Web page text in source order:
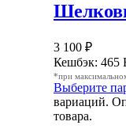
3 100 ₽
Кешбэк: 465
*при
Выберите
вариаций.
товара.